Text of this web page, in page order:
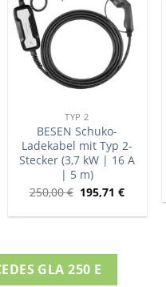
TYP 2
BESEN Schuko-
Ladekabel mit Typ 2-
Stecker (3,7 kW | 16 A
| 5 m)
250,00€ 195,71€
GLA 250 E